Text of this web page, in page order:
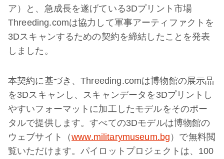
ア）と、急成長を遂げている3Dプリント市場
Threeding.comは協力して軍事アーティファクトを
3Dスキャンするための契約を締結したことを発表
しました。
本契約に基づき、Threeding.comは博物館の展示品
を3Dスキャンし、スキャンデータを3Dプリントし
やすいフォーマットに加工したモデルをそのポー
タルで提供します。すべての3Dモデルは博物館の
ウェブサイト（www.militarymuseum.bg ）で無料閲
覧いただけます。パイロットプロジェクトは、100